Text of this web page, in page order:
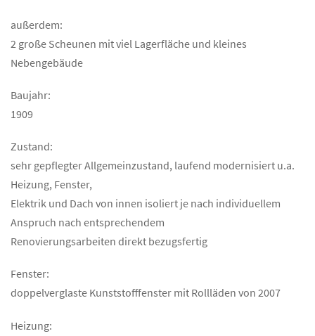
außerdem:
2 große Scheunen mit viel Lagerfläche und kleines
Nebengebäude
Baujahr:
1909
Zustand:
sehr gepflegter Allgemeinzustand, laufend modernisiert u.a.
Heizung, Fenster,
Elektrik und Dach von innen isoliert je nach individuellem
Anspruch nach entsprechendem
Renovierungsarbeiten direkt bezugsfertig
Fenster:
doppelverglaste Kunststofffenster mit Rollläden von 2007
Heizung: